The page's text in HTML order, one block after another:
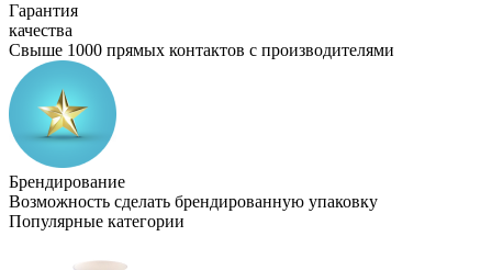
Гарантия
качества
Свыше 1000 прямых контактов с производителями
Брендирование
Возможность сделать брендированную упаковку
Популярные категории